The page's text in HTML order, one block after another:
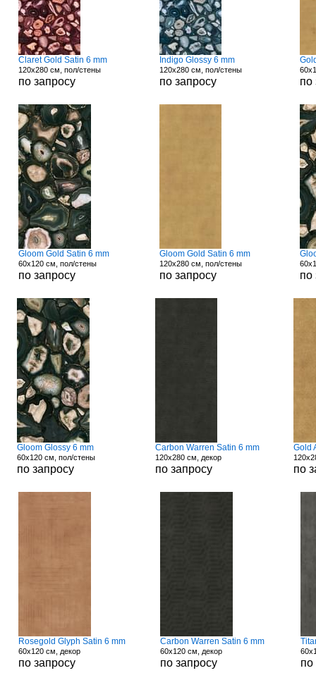
Claret Gold Satin 6 mm
120x280 см, пол/стены
по запросу
Indigo Glossy 6 mm
120x280 см, пол/стены
по запросу по
Gloom Gold Satin 6 mm
60x120 см, пол/стены
по запросу
Gloom Gold Satin 6 mm
120x280 см, пол/стены
по запросу по
Gloom Glossy 6 mm
60x120 см, пол/стены
по запросу
Carbon Warren Satin 6 mm
120x280 см, декор
по запросу
Gold
по
Rosegold Glyph Satin 6 mm
60x120 см, декор
по запросу
Carbon Warren Satin 6 mm
60x120 см, декор
по запросу по